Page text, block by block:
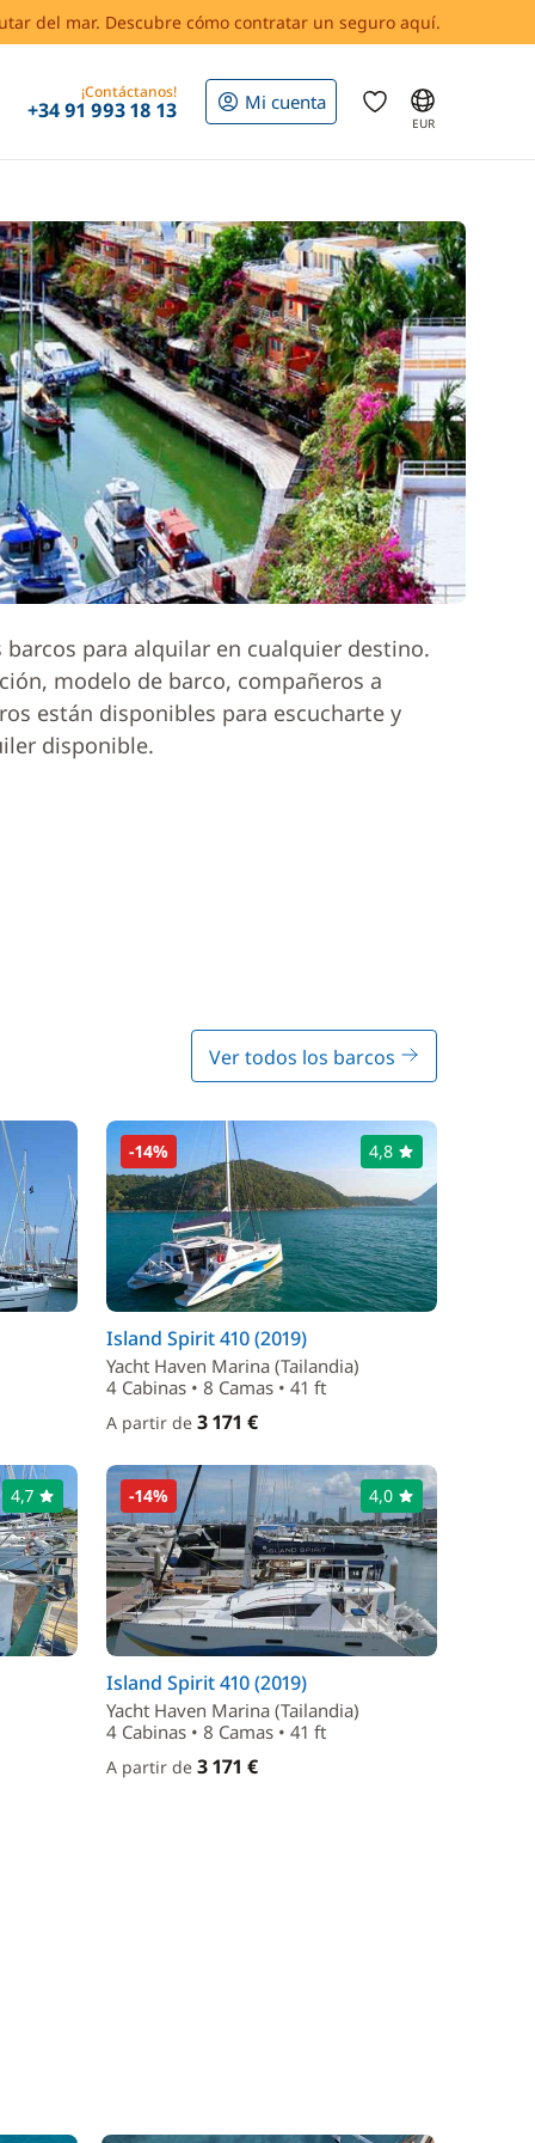
del mar. Descubre cómo contratar un seguro aquí.
¡Contáctanos!
+34 91 993 18 13 Mi cuenta
EUR
para alquilar en cualquier destino.
modelo de barco, compañeros a
están disponibles para escucharte y
disponible.
Ver todos los barcos
-14% 4,8
Island Spirit 410 (2019)
Yacht Haven Marina (Tailandia)
4 Cabinas • 8 Camas • 41 ft
A partir de 3 171 €
4,7 -14% 4,0
Island Spirit 410 (2019)
Yacht Haven Marina (Tailandia)
4 Cabinas • 8 Camas • 41 ft
A partir de 3 171 €